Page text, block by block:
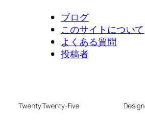
ブログ
このサイトについて
よくある質問
投稿者
Twenty Twenty-Five